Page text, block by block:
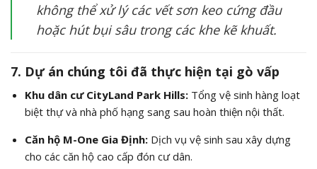
không thể xử lý các vết sơn keo cứng đầu
hoặc hút bụi sâu trong các khe kẽ khuất.
7. Dự án chúng tôi đã thực hiện tại gò vấp
Khu dân cư CityLand Park Hills:Tổng vệ sinh hàng loạt
biệt thự và nhà phố hạng sang sau hoàn thiện nội thất.
Căn hộ M-One Gia Định:Dịch vụ vệ sinh sau xây dựng
cho các căn hộ cao cấp đón cư dân.